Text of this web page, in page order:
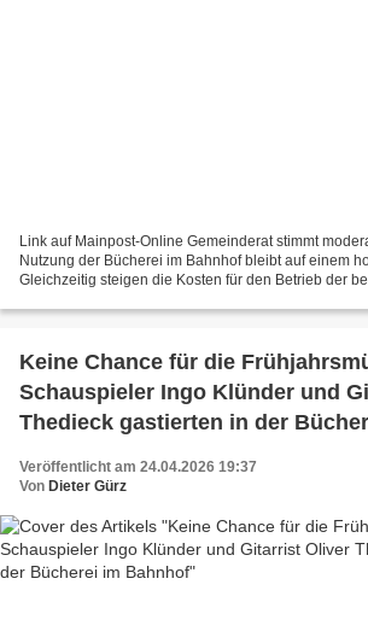
Link auf Mainpost-Online Gemeinderat stimmt
Nutzung der Bücherei im Bahnhof bleibt auf einem
Gleichzeitig steigen die Kosten für den Betrieb der
Keine Chance für die
Schauspieler Ingo Klünder und
Thedieck gastierten in der
Veröffentlicht am 24.04.2026 19:37
Von Dieter Gürz